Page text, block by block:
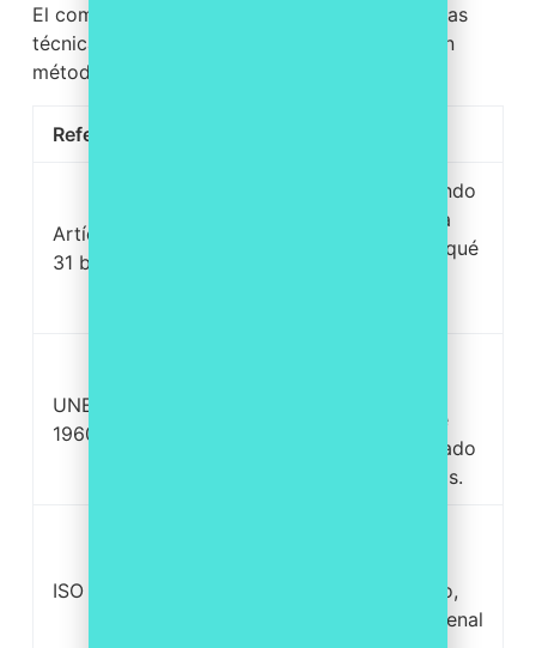
El compliance penal es el objetivo, y las normas
técnicas son herramientas para alcanzarlo con
método. Conviene no confundirlas:
Referencia
Artículo
31 bis CP
Define cuándo
responde la
empresa y qué
UNE
19601
compliance
penal alineado
con el 31 bis.
ISO 37001
antisoborno,
un riesgo penal